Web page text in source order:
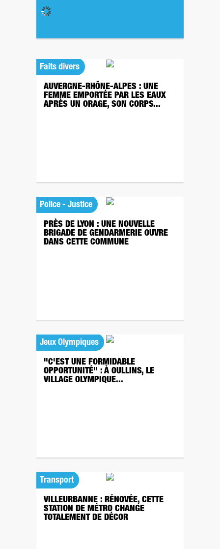
Faits divers
AUVERGNE-RHÔNE-ALPES : UNE
FEMME EMPORTÉE PAR LES EAUX
APRÈS UN ORAGE, SON CORPS...
Police - Justice
PRÈS DE LYON : UNE NOUVELLE
BRIGADE DE GENDARMERIE OUVRE
DANS CETTE COMMUNE
Jeux Olympiques
"C'EST UNE FORMIDABLE
OPPORTUNITÉ" : À OULLINS, LE
VILLAGE OLYMPIQUE...
Transport
VILLEURBANNE : RÉNOVÉE, CETTE
STATION DE MÉTRO CHANGE
TOTALEMENT DE DÉCOR